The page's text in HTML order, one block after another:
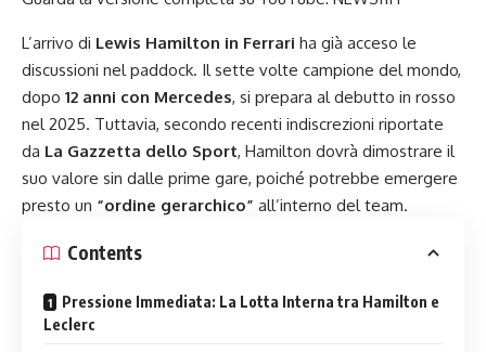
L’arrivo di Lewis Hamilton in Ferrari ha già acceso le
discussioni nel paddock. Il sette volte campione del mondo,
dopo 12 anni con Mercedes, si prepara al debutto in rosso
nel 2025. Tuttavia, secondo recenti indiscrezioni riportate
da La Gazzetta dello Sport, Hamilton dovrà dimostrare il
suo valore sin dalle prime gare, poiché potrebbe emergere
presto un “ordine gerarchico” all’interno del team.
Contents
Pressione Immediata: La Lotta Interna tra Hamilton e
Leclerc